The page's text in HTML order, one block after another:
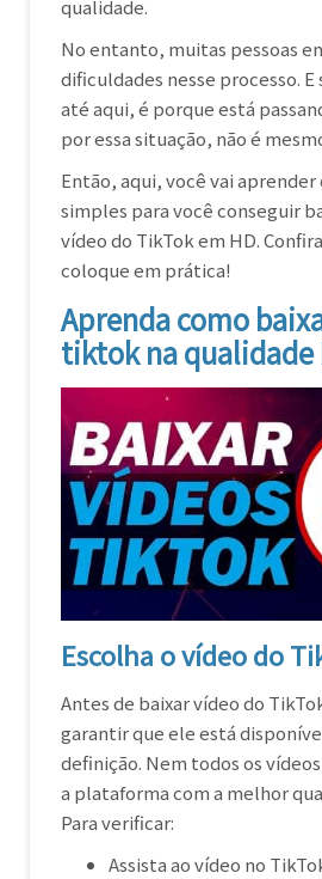
qualidade.
No entanto, muitas pessoas
dificuldades nesse processo. E
até aqui, é porque está
por essa situação, não é
Então, aqui, você vai aprender
simples para você conseguir
vídeo do TikTok em HD.
coloque em prática!
Aprenda como
tiktok na qualidade
Escolha o vídeo do
Antes de baixar vídeo do
garantir que ele está
definição. Nem todos os
a plataforma com a melhor
Para verificar:
Assista ao vídeo no